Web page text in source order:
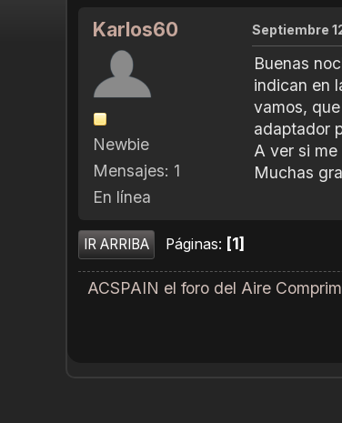
Karlos60
Newbie
Mensajes: 1
En línea
Septiembre
Buenas
indican en
vamos,
adaptador
A ver si
Muchas
IR ARRIBA Páginas 1
ACSPAIN el foro del Aire